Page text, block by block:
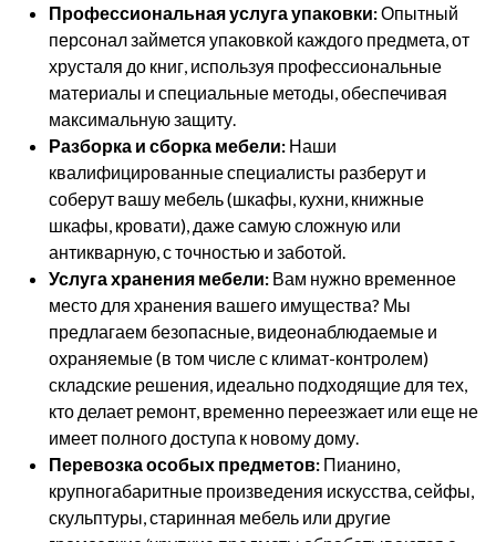
Профессиональная услуга упаковки:Опытный
персонал займется упаковкой каждого предмета, от
хрусталя до книг, используя профессиональные
материалы и специальные методы, обеспечивая
максимальную защиту.
Разборка и сборка мебели: Наши
квалифицированные специалисты разберут и
соберут вашу мебель (шкафы, кухни, книжные
шкафы, кровати), даже самую сложную или
антикварную, с точностью и заботой.
Услуга хранения мебели: Вам нужно временное
место для хранения вашего имущества? Мы
предлагаем безопасные, видеонаблюдаемые и
охраняемые (в том числе с климат-контролем)
складские решения, идеально подходящие для тех,
кто делает ремонт, временно переезжает или еще не
имеет полного доступа к новому дому.
Перевозка особых предметов: Пианино,
крупногабаритные произведения искусства, сейфы,
скульптуры, старинная мебель или другие